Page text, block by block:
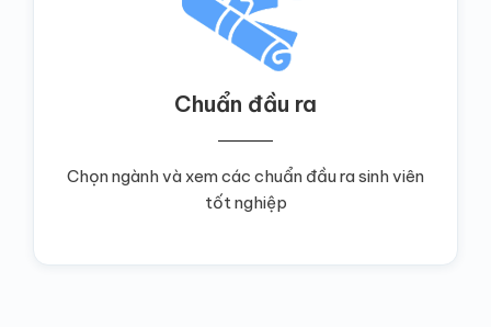
Chuẩn đầu ra
Chọn ngành và xem các chuẩn đầu ra sinh viên
tốt nghiệp